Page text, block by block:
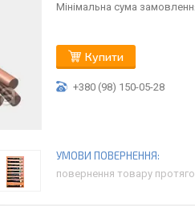
Мінімальна сума
Купити
+380 (98) 150-05-28
повернення товару